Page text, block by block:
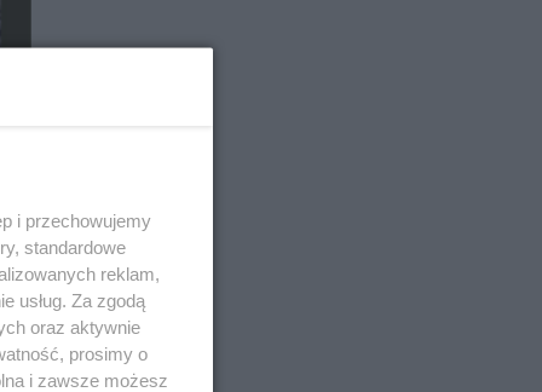
i przechowujemy
standardowe
reklam,
usług. Za zgodą
oraz aktywnie
prosimy o
i zawsze możesz